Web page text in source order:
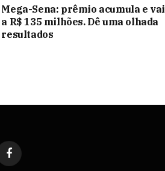
Mega-Sena: prêmio acumula e vai
a R$ 135 milhões. Dê uma olhada
resultados
Facebook